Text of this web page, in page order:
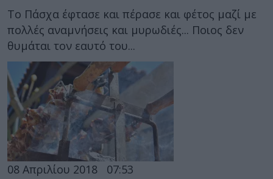
Το Πάσχα έφτασε και πέρασε και φέτος μαζί με
πολλές αναμνήσεις και μυρωδιές... Ποιος δεν
θυμάται τον εαυτό του...
08 Απριλίου 2018 07:53